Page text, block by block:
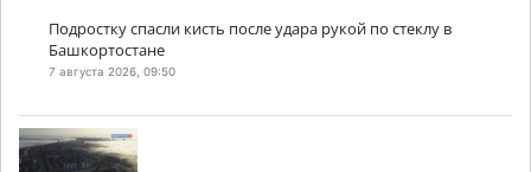
Подростку спасли кисть после удара рукой по стеклу в
Башкортостане
7 августа 2026, 09:50